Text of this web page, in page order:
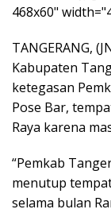
468x60"
TANGERANG,
Kabupaten
ketegasan
Pose Bar,
Raya karena
“Pemkab
menutup
selama bulan